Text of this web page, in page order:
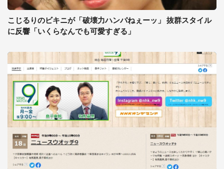
こじるりのビキニが「破壊力ハンパねぇーッ」 抜群スタイル
に反響「いくらなんでも可愛すぎる」